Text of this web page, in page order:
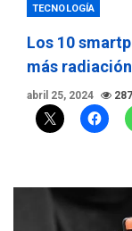
TECNOLOGÍA
Los 10
más radiación
abril 25, 2024